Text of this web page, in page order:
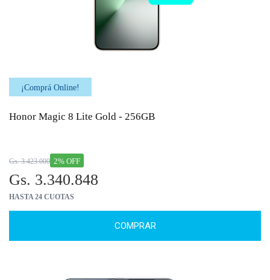
¡Comprá Online!
Honor Magic 8 Lite Gold - 256GB
2% OFF
Gs. 3.423.000
Gs. 3.340.848
HASTA 24 CUOTAS
COMPRAR